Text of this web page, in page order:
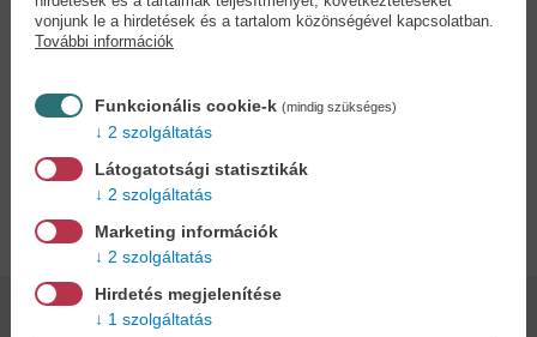
szövetségeseit a Szívkirálynő szigorú szabályai szerint működő
Heartslabyul-házban találja meg. És a kaland mindannyiuk
világában játszódik, és már animeként is meghódította a Disney-
gonoszok rajongóinak szívét.
Adatok
Kötésmód:
vonjunk le a hirdetések és a tartalom közönségével kapcsolatban.
További információk
Funkcionális cookie-k (mindig szükséges)
2 szolgáltatás
Látogatotsági statisztikák
2 szolgáltatás
Marketing információk
2 szolgáltatás
Hirdetés megjelenítése
1 szolgáltatás